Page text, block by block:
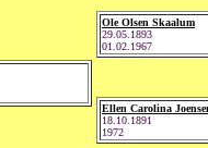
Ole Olsen Skaalum
29.05.1893
01.02.1967
Ellen Carolina
18.10.1891
1972